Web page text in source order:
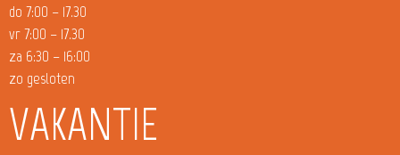
do 7:00 – 17.30
vr 7:00 – 17.30
za 6:30 – 16:00
zo gesloten
VAKANTIE